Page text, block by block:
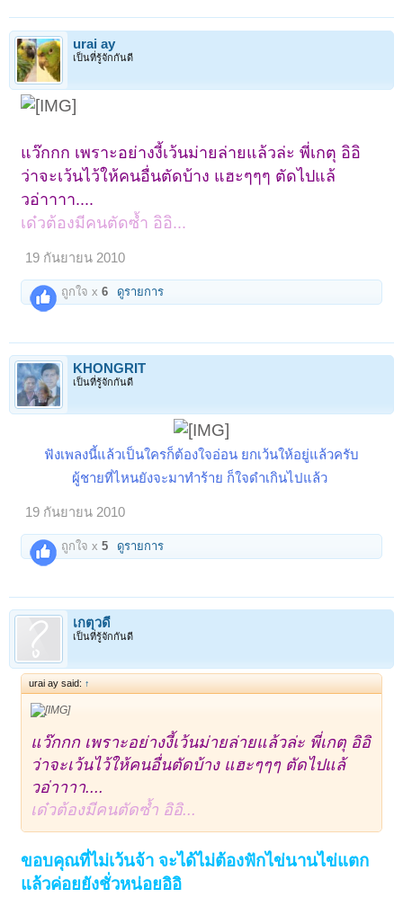
urai ay
เป็นที่รู้จักกันดี
แว๊กกก เพราะอย่างงี้เว้นม่ายล่ายแล้วล่ะ พี่เกตุ อิอิ
ว่าจะเว้นไว้ให้คนอื่นตัดบ้าง แฮะๆๆๆ ตัดไปแล้
วอ่าาาา....
เด๋วต้องมีคนตัดซ้ำ อิอิ...
19 กันยายน 2010
ถูกใจ x6 ดูรายการ
KHONGRIT
เป็นที่รู้จักกันดี
ฟังเพลงนี้แล้วเป็นใครก็ต้องใจอ่อน ยกเว้นให้อยู่แล้วครับ
ผู้ชายที่ไหนยังจะมาทำร้าย ก็ใจดำเกินไปแล้ว
19 กันยายน 2010
ถูกใจ x5 ดูรายการ
เกตุวดี
เป็นที่รู้จักกันดี
urai ay said: ↑
แว๊กกก เพราะอย่างงี้เว้นม่ายล่ายแล้วล่ะ พี่เกตุ อิอิ
ว่าจะเว้นไว้ให้คนอื่นตัดบ้าง แฮะๆๆๆ ตัดไปแล้
วอ่าาาา....
เด๋วต้องมีคนตัดซ้ำ อิอิ...
ขอบคุณที่ไม่เว้นจ้า จะได้ไม่ต้องฟักไข่นานไข่แตก
แล้วค่อยยังชั่วหน่อยอิอิ